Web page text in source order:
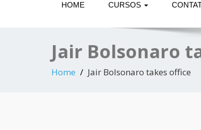
HOME CURSOS
Jair Bolsonaro
Home Jair Bolsonaro takes office